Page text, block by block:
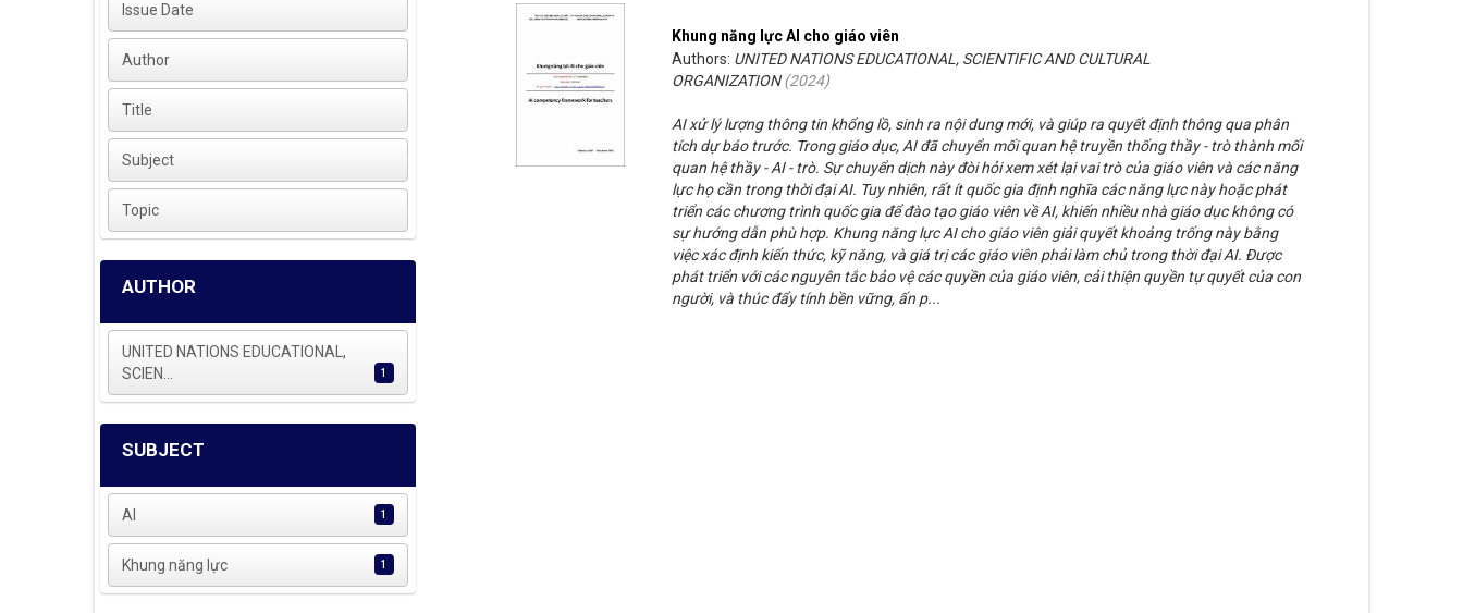
Issue Date
Author
Title
Subject
Topic
AUTHOR
UNITED NATIONS EDUCATIONAL,
SCIEN...
1
SUBJECT
AI 1
Khung năng lực 1
Khung năng lực AI cho giáo viên
Authors: UNITED NATIONS EDUCATIONAL, SCIENTIFIC AND CULTURAL
ORGANIZATION(2024)
AI xử lý lượng thông tin khổng lồ, sinh ra nội dung mới, và giúp ra quyết định thông qua phân
tích dự báo trước. Trong giáo dục, AI đã chuyển mối quan hệ truyền thống thầy - trò thành mối
quan hệ thầy - AI - trò. Sự chuyển dịch này đòi hỏi xem xét lại vai trò của giáo viên và các năng
lực họ cần trong thời đại AI. Tuy nhiên, rất ít quốc gia định nghĩa các năng lực này hoặc phát
triển các chương trình quốc gia để đào tạo giáo viên về AI, khiến nhiều nhà giáo dục không có
sự hướng dẫn phù hợp. Khung năng lực AI cho giáo viên giải quyết khoảng trống này bằng
việc xác định kiến thức, kỹ năng, và giá trị các giáo viên phải làm chủ trong thời đại AI. Được
phát triển với các nguyên tắc bảo vệ các quyền của giáo viên, cải thiện quyền tự quyết của con
người, và thúc đẩy tính bền vững, ấn p...